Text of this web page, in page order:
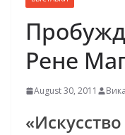
Рене
August 30, 2011